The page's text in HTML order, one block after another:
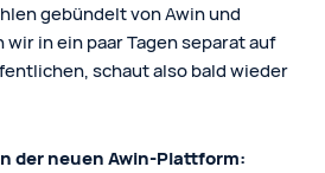
gebündelt von Awin und
in ein paar Tagen separat auf
schaut also bald wieder
der neuen Awin-Plattform: